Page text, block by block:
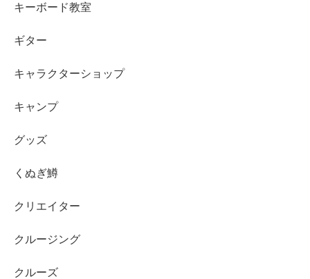
キーボード教室
ギター
キャラクターショップ
キャンプ
グッズ
くぬぎ鱒
クリエイター
クルージング
クルーズ